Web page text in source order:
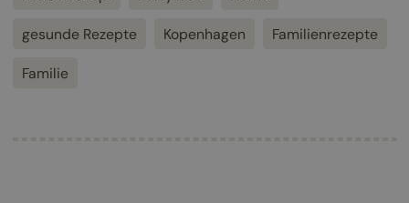
gesunde Rezepte Kopenhagen Familienrezepte
Familie